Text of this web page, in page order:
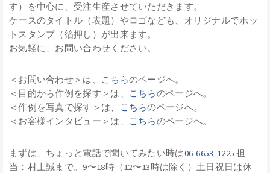
す）を中心に、受注生産させていただきます。
ケースのタイトル（表題）やロゴなども、オリジナルでホッ
トスタンプ（箔押し）が出来ます。
お気軽に、お問い合わせください。
＜お問い合わせ＞は、 こちらのページへ。
＜目的から作例を探す＞は、
こちらのページへ。
＜作例を写真で探す＞は、
こちらのページへ。
＜お客様インタビュー＞は、
こちらのページへ。
まずは、ちょっと電話で聞いてみたい時は06-6653-1225 担
当：村上誠まで。9〜18時（12〜13時は除く）土日祝日は休